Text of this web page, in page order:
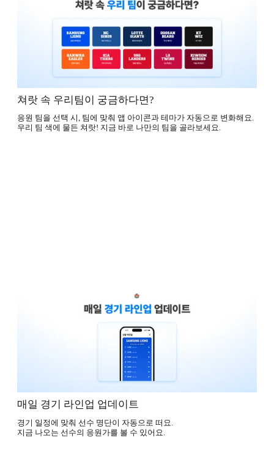
쳐랏 속 우리팀이 궁금하다면?
응원 팀을 선택 시, 팀에 맞춰 앱 아이콘과 테마가 자동으로 변화해요.
우리 팀 색에 물든 쳐랏! 지금 바로 나만의 팀을 골라보세요.
매일 경기 라인업 업데이트
경기 일정에 맞춰 선수 명단이 자동으로 떠요.
지금 나오는 선수의 응원가를 볼 수 있어요.